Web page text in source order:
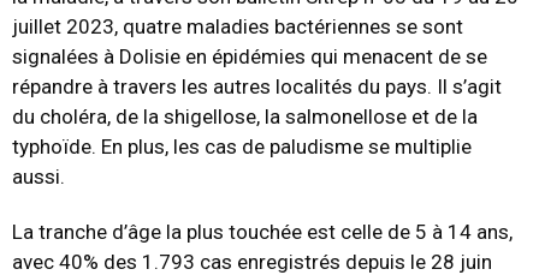
juillet 2023, quatre maladies bactériennes se sont
signalées à Dolisie en épidémies qui menacent de se
répandre à travers les autres localités du pays. Il s’agit
du choléra, de la shigellose, la salmonellose et de la
typhoïde. En plus, les cas de paludisme se multiplie
aussi.
La tranche d’âge la plus touchée est celle de 5 à 14 ans,
avec 40% des 1.793 cas enregistrés depuis le 28 juin